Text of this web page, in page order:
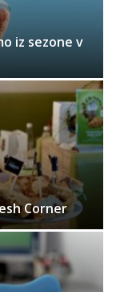
iz sezone v
Corner